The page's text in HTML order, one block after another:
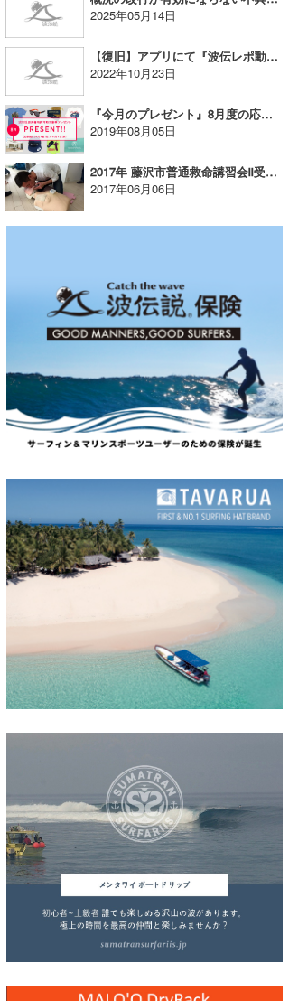
2025年05月14日
【復旧】アプリにて『波伝レポ動画』を再生できない事象について
2022年10月23日
『今月のプレゼント』8月度の応募開始！
2019年08月05日
2017年 藤沢市普通救命講習会Ⅱ受講者募集
2017年06月06日
S.K
Soulman
VAGY
waka☆=
YUKI☆
たっちー
まっきー
三輪予報士
小川予報士
上田純子
上條将美
唐澤予報士
SancheZ
ゴン
予報士 hiro.
banpaku
Romisea